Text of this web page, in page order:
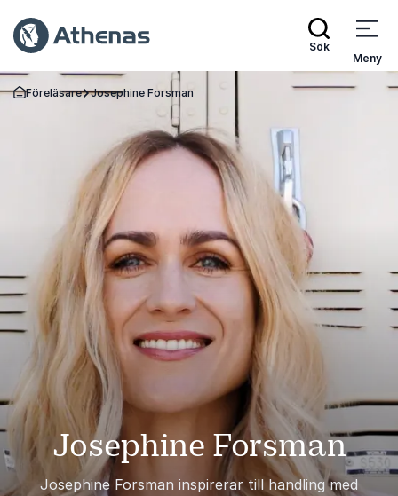
Sök
Meny
Gå tillbaka till startsidan
Föreläsare Josephine Forsman
Josephine Forsman
Josephine Forsman inspirerar till handling med